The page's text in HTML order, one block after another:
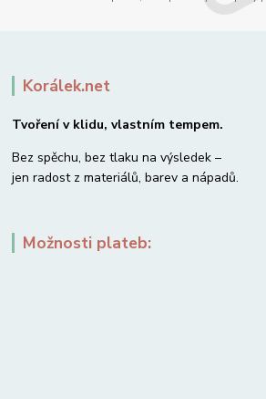
Korálek.net
Tvoření v klidu, vlastním tempem.
Bez spěchu, bez tlaku na výsledek –
jen radost z materiálů, barev a nápadů.
Možnosti plateb: